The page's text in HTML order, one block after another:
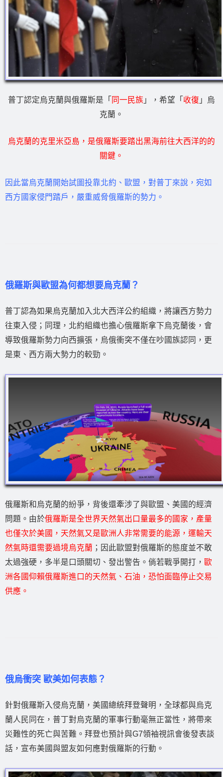
普丁認定烏克蘭與俄羅斯是「 同一民族 」，希望「 收復 」烏
克蘭。
烏克蘭的克里米亞島，是俄羅斯要踏出黑海前往大西洋的的
關鍵。
因此當烏克蘭開始試圖投靠北約、歐盟，對普丁來說，宛如
西方國家侵門踏戶，嚴重威脅俄羅斯的勢力。
俄羅斯與歐盟為何都想要烏克蘭？
普丁認為如果烏克蘭加入北大西洋公約組織，將讓西方勢力
往東入侵；同理，北約組織也擔心俄羅斯拿下烏克蘭後，會
導致俄羅斯勢力向西擴張，烏俄衝突不僅在吵國族認同，更
是東、西方兩大勢力的較勁。
俄羅斯和烏克蘭的紛爭，背後還牽涉了與歐盟、美國的經濟
問題。由於俄羅斯是全世界天然氣出口量最多的國家，產量
也僅次於美國，天然氣又是歐洲人非常需要的能源，運輸天
然氣時還需要過境烏克蘭 ；因此歐盟對俄羅斯的態度並不敢
太過強硬，多半是口頭關切、發出警告。倘若戰爭開打， 歐
洲各國仰賴俄羅斯進口的天然氣、石油，恐怕面臨停止交易
供應。
俄烏衝突 歐美如何表態？
針對俄羅斯入侵烏克蘭，美國總統拜登聲明，全球都與烏克
蘭人民同在，普丁對烏克蘭的軍事行動毫無正當性，將帶來
災難性的死亡與苦難。拜登也預計與G7領袖視訊會後發表談
話，宣布美國與盟友如何應對俄羅斯的行動。